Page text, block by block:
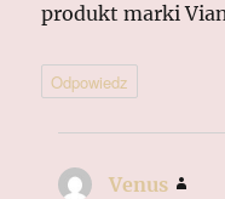
produkt marki
Odpowiedz
Venus